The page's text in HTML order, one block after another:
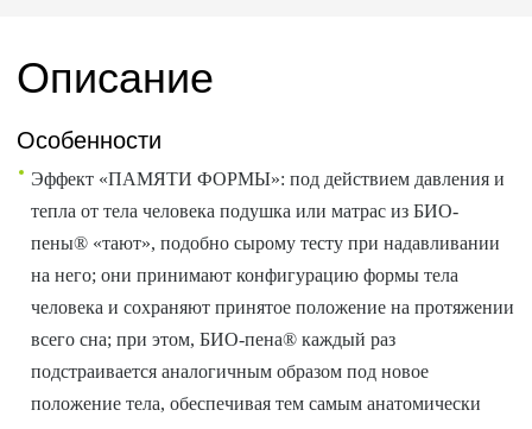
Описание
Особенности
Эффект «ПАМЯТИ ФОРМЫ»: под действием давления и
тепла от тела человека подушка или матрас из БИО-
пены® «тают», подобно сырому тесту при надавливании
на него; они принимают конфигурацию формы тела
человека и сохраняют принятое положение на протяжении
всего сна; при этом, БИО-пена® каждый раз
подстраивается аналогичным образом под новое
положение тела, обеспечивая тем самым анатомически